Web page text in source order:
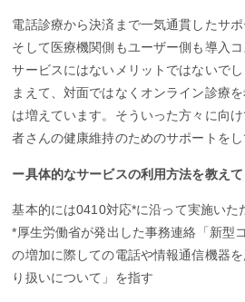
電話診療から決済まで一気通貫したサポ
そして医療機関側もユーザー側も導入
サービスにはないメリットではないで
まえて、対面ではなくオンライン診療
は増えています。そういった方々に向
者さんの健康維持のためのサポートをし
ー具体的なサービスの利用方法を教え
基本的には0410対応*に沿って実施いた
*厚生労働省が発出した事務連絡「新型
の増加に際しての電話や情報通信機器
り扱いについて」を指す